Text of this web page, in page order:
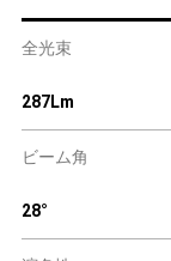
全光束
287Lm
ビーム角
28°